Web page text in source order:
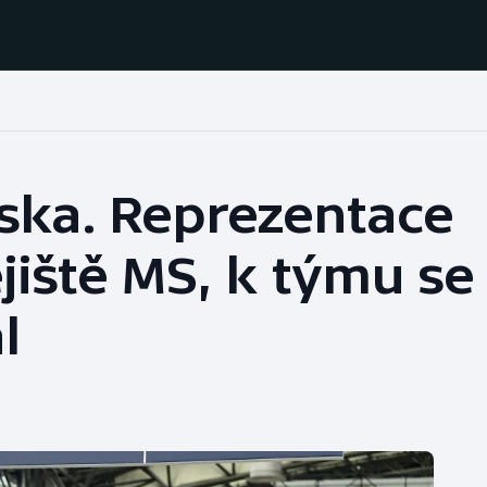
Jezdectví
Judo
Rychlobruslení
Rychlostní
kanoistika
Reprezentace
MS, k týmu se